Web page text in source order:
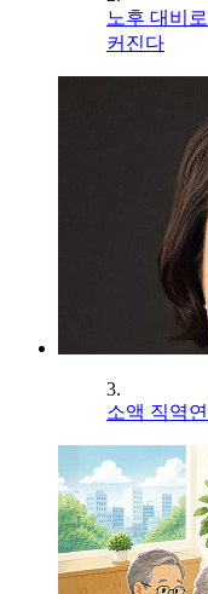
노후 대비
커진다
3.
소액 직역